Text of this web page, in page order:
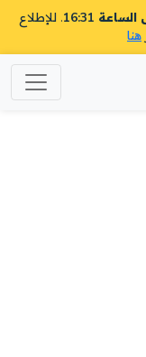
. للإطلاع
هنا